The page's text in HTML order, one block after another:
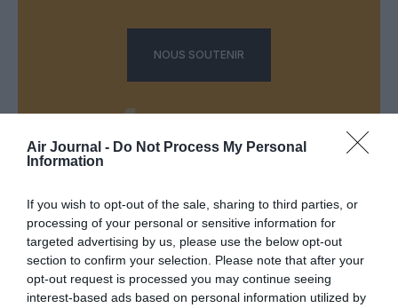
Air Journal - Do Not Process My Personal
Information
If you wish to opt-out of the sale, sharing to third parties, or
processing of your personal or sensitive information for
targeted advertising by us, please use the below opt-out
section to confirm your selection. Please note that after your
opt-out request is processed you may continue seeing
interest-based ads based on personal information utilized by
NOUS SOUTENIR
DERNIERS COMMENTAIRES
a commenté l'article :
Pointe‑à‑Pitre – Panama City : Air France ouvre un pont